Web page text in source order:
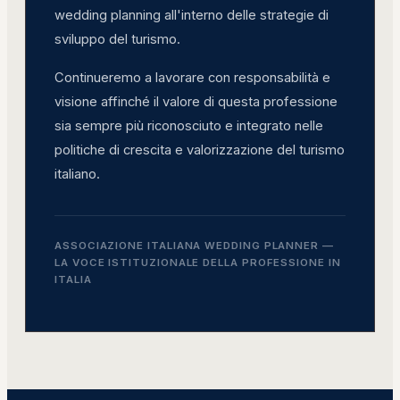
wedding planning all'interno delle strategie di
sviluppo del turismo.
Continueremo a lavorare con responsabilità e
visione affinché il valore di questa professione
sia sempre più riconosciuto e integrato nelle
politiche di crescita e valorizzazione del turismo
italiano.
ASSOCIAZIONE ITALIANA WEDDING PLANNER —
LA VOCE ISTITUZIONALE DELLA PROFESSIONE IN
ITALIA